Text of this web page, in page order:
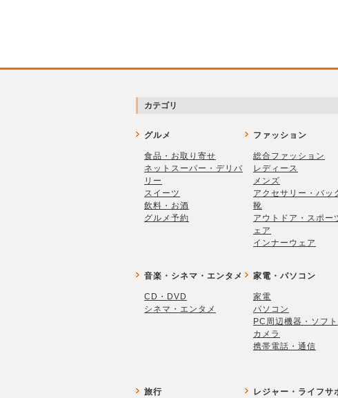
カテゴリ
グルメ
食品・お取り寄せ
ネットスーパー・デリバ
リー
スイーツ
飲料・お酒
グルメ予約
ファッション
総合ファッション
レディース
メンズ
アクセサリー・バッ
靴
アウトドア・スポー
ェア
インナーウェア
音楽・シネマ・エンタメ
CD・DVD
シネマ・エンタメ
家電・パソコン
家電
パソコン
PC周辺機器・ソフト
カメラ
携帯電話・通信
旅行 レジャー・ライフサ